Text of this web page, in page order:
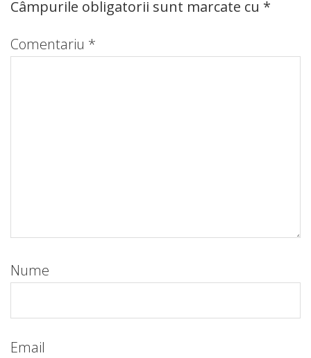
Câmpurile obligatorii sunt marcate cu *
Comentariu *
Nume
Email